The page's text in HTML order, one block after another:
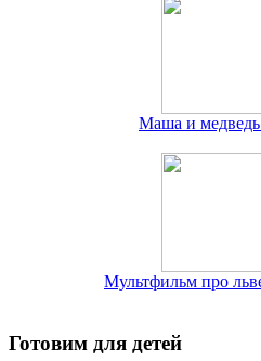
Маша и медведь
Мультфильм про
Готовим для детей